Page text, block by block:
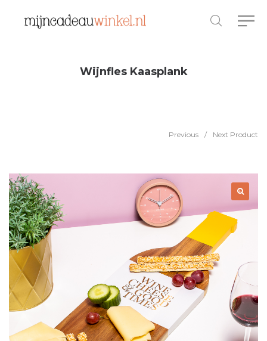
Wijnfles Kaasplank
Previous / Next Product